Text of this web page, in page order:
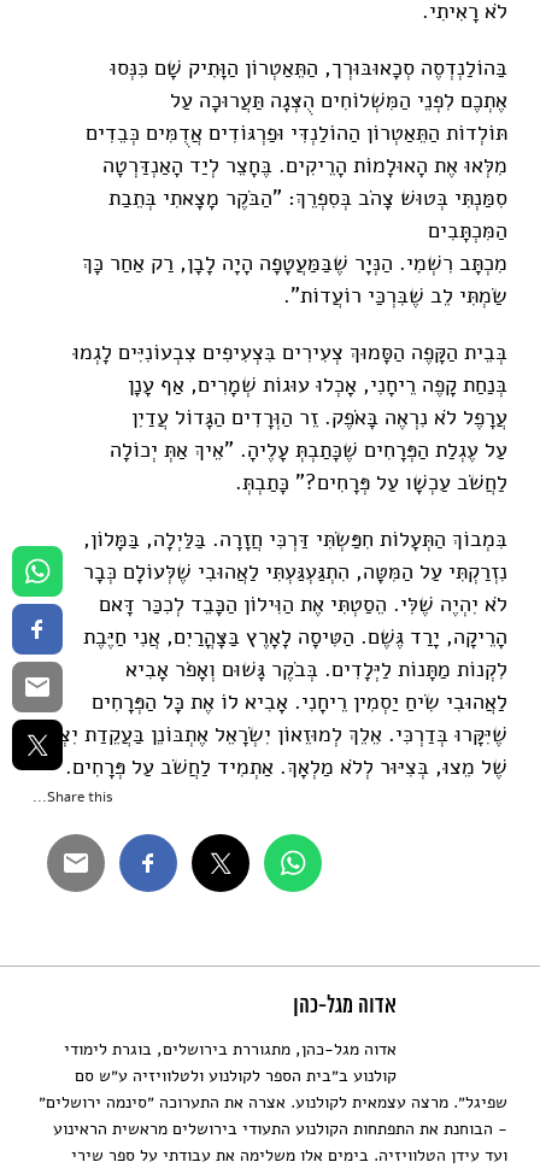
לֹא רָאִיתִי.
בַּהוֹלַנְדְסֶה סְכָאוּבּוּרְך, הַתֵּאַטְרוֹן הַוָּתִיק שָׁם כִּנְּסוּ
אֶתְכֶם לִפְנֵי הַמִּשְׁלוֹחִים הֻצְּגָה תַּעֲרוּכָה עַל
תּוֹלְדוֹת הַתֵּאַטְרוֹן הַהוֹלַנְדִּי וּפַרְגּוֹדִים אֲדֻמִּים כְּבֵדִים
מִלְּאוּ אֶת הָאוּלָמוֹת הָרֵיקִים. בֶּחָצֵר לְיַד הָאַנְדַּרְטָה
סִמַּנְתִּי בְּטוּשׁ צָהֹב בְּסִפְרֵךְ: "הַבֹּקֶר מָצָאתִי בְּתֵבַת
הַמִּכְתָּבִים
מִכְתָּב רִשְׁמִי. הַנְּיָר שֶׁבַּמַּעֲטָפָה הָיָה לָבָן, רַק אַחַר כָּךְ
שַׂמְתִּי לֵב שֶׁבִּרְכַּי רוֹעֲדוֹת".
בְּבֵית הַקָּפֶה הַסָּמוּךְ צְעִירִים בִּצְעִיפִים צִבְעוֹנִיִּים לָגְמוּ
בְּנַחַת קָפֶה רֵיחָנִי, אָכְלוּ עוּגוֹת שְׁמָרִים, אַף עָנָן
עֲרָפֶל לֹא נִרְאֶה בָּאֹפֶק. זֵר הַוְּרָדִים הַגָּדוֹל עֲדַיִן
עַל עֶגְלַת הַפְּרָחִים שֶׁכָּתַבְתְּ עָלֶיהָ. "אֵיךְ אַתְּ יְכוֹלָה
לַחֲשֹׁב עַכְשָׁו עַל פְּרָחִים?" כָּתַבְתְּ.
בִּמְבוֹךְ הַתְּעָלוֹת חִפַּשְׂתִּי דַּרְכִּי חֲזָרָה. בַּלַּיְלָה, בַּמָּלוֹן,
נִזְרַקְתִּי עַל הַמִּטָּה, הִתְגַּעְגַּעְתִּי לַאֲהוּבִי שֶׁלְּעוֹלָם כְּבָר
לֹא יִהְיֶה שֶׁלִּי. הֵסַטְתִּי אֶת הַוִּילוֹן הַכָּבֵד לְכִכַּר דָּאם
הָרֵיקָה, יָרַד גֶּשֶׁם. הַטִּיסָה לָאָרֶץ בַּצָּהֳרַיִם, אֲנִי חַיֶּבֶת
לִקְנוֹת מַתָּנוֹת לַיְּלָדִים. בְּבֹקֶר גָּשׁוּם וְאָפֹר אָבִיא
לַאֲהוּבִי שִׂיחַ יַסְמִין רֵיחָנִי. אָבִיא לוֹ אֶת כָּל הַפְּרָחִים
שֶׁיִּקָּרוּ בְּדַרְכִּי. אֵלֵךְ לְמוּזֵאוֹן יִשְׂרָאֵל אֶתְבּוֹנֵן בַּעֲקֵדַת יִצְחָק
שֶׁל מֵצוּ, בְּצִיּוּר לְלֹא מַלְאָךְ. אַתְמִיד לַחֲשֹׁב עַל פְּרָחִים.
Share this...
אדוה מגל-כהן
אדוה מגל-כהן, מתגוררת בירושלים, בוגרת לימודי
קולנוע ב״בית הספר לקולנוע ולטלוויזיה ע״ש סם
שפיגל״. מרצה עצמאית לקולנוע. אצרה את התערוכה ״סינמה ירושלים״
- הבוחנת את התפתחות הקולנוע התעודי בירושלים מראשית הראינוע
ועד עידן הטלוויזיה. בימים אלו משלימה את עבודתי על ספר שירי